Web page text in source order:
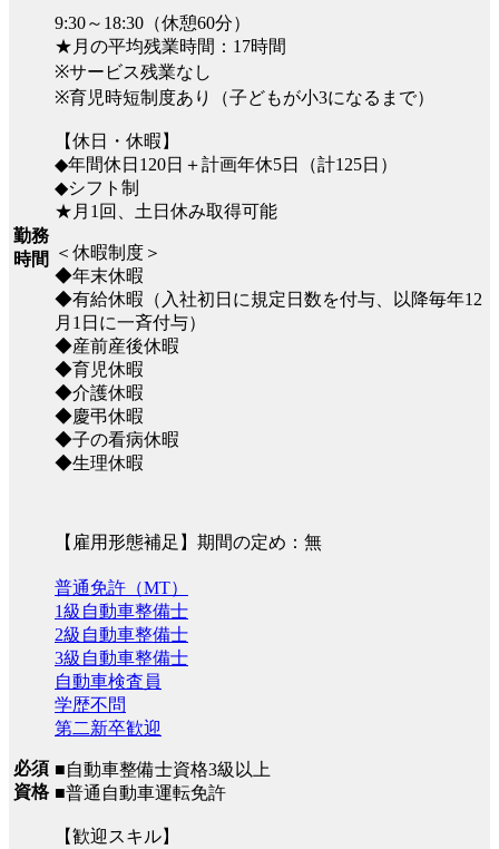
勤務
時間
9:30～18:30（休憩60分）
★月の平均残業時間：17時間
※サービス残業なし
※育児時短制度あり（子どもが小3になるまで）
【休日・休暇】
◆年間休日120日＋計画年休5日（計125日）
◆シフト制
★月1回、土日休み取得可能
＜休暇制度＞
◆年末休暇
◆有給休暇（入社初日に規定日数を付与、以降毎年12
月1日に一斉付与）
◆産前産後休暇
◆育児休暇
◆介護休暇
◆慶弔休暇
◆子の看病休暇
◆生理休暇
【雇用形態補足】期間の定め：無
必須
資格
普通免許（MT）
1級自動車整備士
2級自動車整備士
3級自動車整備士
自動車検査員
学歴不問
第二新卒歓迎
■自動車整備士資格3級以上
■普通自動車運転免許
【歓迎スキル】